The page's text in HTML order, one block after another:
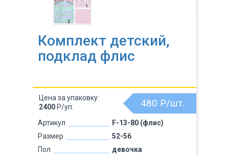
Комплект детский,
подклад флис
Артикул
F-13-80 (флис)
Размер
52-56
Пол
девочка
480 Р/шт.
Цена за упаковку:
2400 Р/уп.